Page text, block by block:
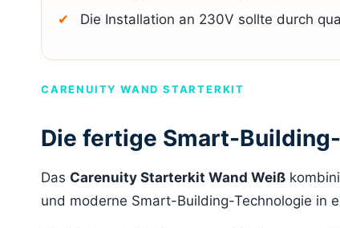
Die Installation an 230V sollte durch
CARENUITY WAND STARTERKIT
Die fertige Smart-
Das Carenuity Starterkit Wand Weiß
und moderne Smart-Building-Technologie in